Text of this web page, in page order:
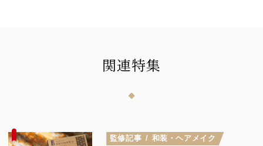
関連特集
監修記事 和装・ヘアメイク